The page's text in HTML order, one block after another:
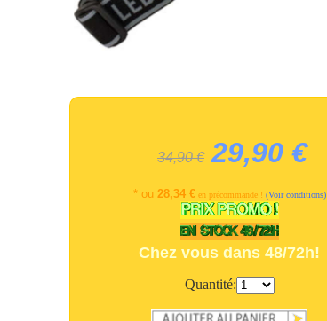
34,90 € 29,90 €
* ou 28,34 €en précommande ! (Voir conditions)
Chez vous dans 48/72h!
Quantité: